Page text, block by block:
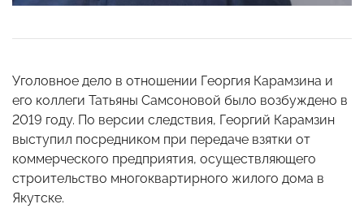
Уголовное дело в отношении Георгия Карамзина и
его коллеги Татьяны Самсоновой было возбуждено в
2019 году. По версии следствия, Георгий Карамзин
выступил посредником при передаче взятки от
коммерческого предприятия, осуществляющего
строительство многоквартирного жилого дома в
Якутске.